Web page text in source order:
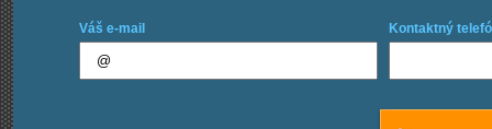
Váš e-mail Kontaktný